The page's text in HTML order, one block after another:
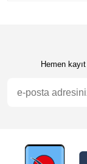
Hemen